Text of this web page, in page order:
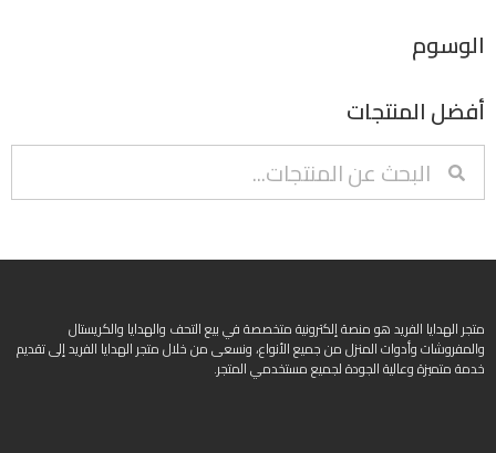
الوسوم
أفضل المنتجات
متجر الهدايا الفريد هو منصة إلكترونية متخصصة في بيع التحف والهدايا والكريستال
والمفروشات وأدوات المنزل من جميع الأنواع، ونسعى من خلال متجر الهدايا الفريد إلى تقديم
خدمة متميزة وعالية الجودة لجميع مستخدمي المتجر.